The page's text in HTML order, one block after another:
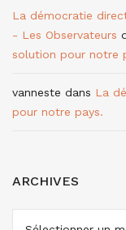
La démocratie
- Les Observateurs
solution pour notre
vanneste dans La
pour notre pays.
ARCHIVES